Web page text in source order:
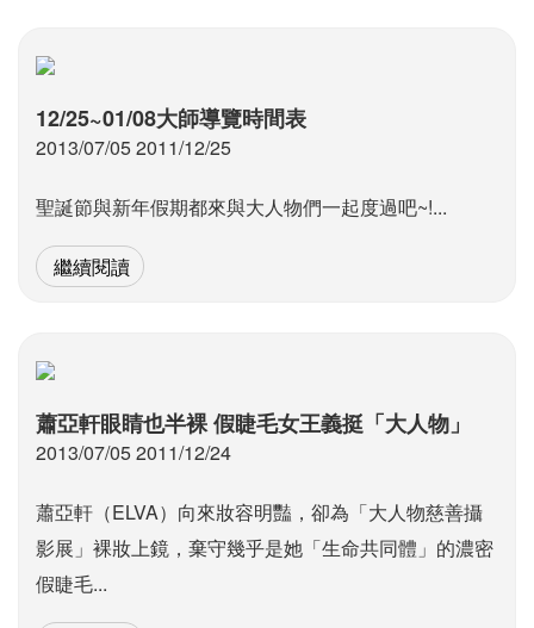
12/25~01/08大師導覽時間表
2013/07/05 2011/12/25
聖誕節與新年假期都來與大人物們一起度過吧~!...
繼續閱讀
蕭亞軒眼睛也半裸 假睫毛女王義挺「大人物」
2013/07/05 2011/12/24
蕭亞軒（ELVA）向來妝容明豔，卻為「大人物慈善攝
影展」裸妝上鏡，棄守幾乎是她「生命共同體」的濃密
假睫毛...